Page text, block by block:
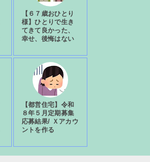
【６７歳おひとり
様】ひとりで生き
てきて良かった、
幸せ、後悔はない
【都営住宅】令和
８年５月定期募集
応募結果/ Ｘアカウ
ントを作る